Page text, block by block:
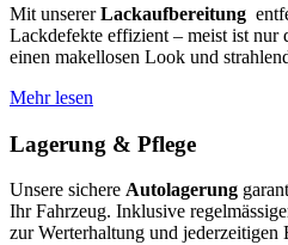
Mit unsererLackaufbereitung
Lackdefekte effizient – meist ist
einen makellosen Look und
Mehr lesen
Lagerung & Pflege
Unsere sichere Autolagerung
Ihr Fahrzeug. Inklusive
zur Werterhaltung und jederzeitigen